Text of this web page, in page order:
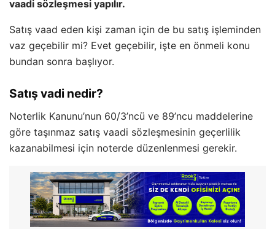
vaadi sözleşmesi yapılır.
Satış vaad eden kişi zaman için de bu satış işleminden
vaz geçebilir mi? Evet geçebilir, işte en önmeli konu
bundan sonra başlıyor.
Satış vadi nedir?
Noterlik Kanunu’nun 60/3’ncü ve 89’ncu maddelerine
göre taşınmaz satış vaadi sözleşmesinin geçerlilik
kazanabilmesi için noterde düzenlenmesi gerekir.